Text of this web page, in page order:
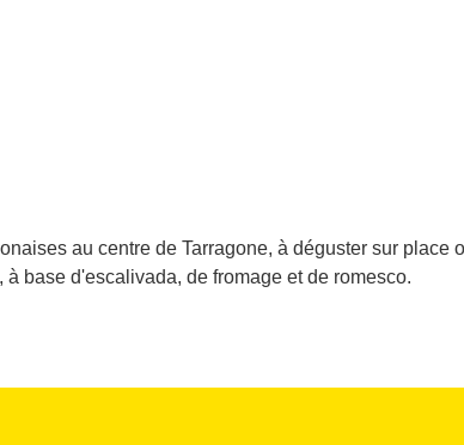
au centre de Tarragone, à déguster sur place
à base d'escalivada, de fromage et de romesco.